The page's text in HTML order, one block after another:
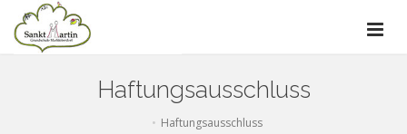
Haftungsausschluss
Haftungsausschluss